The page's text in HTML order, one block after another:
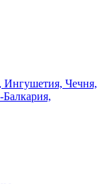
Ингушетия, Чечня,